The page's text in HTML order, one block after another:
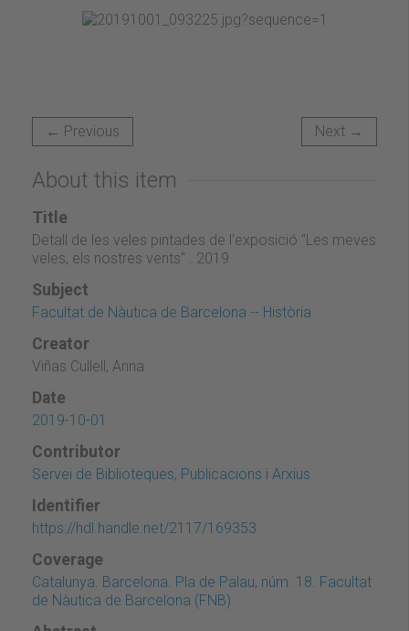
← Previous Next →
About this item
Title
Detall de les veles pintades de l'exposició "Les meves
veles, els nostres vents" . 2019
Subject
Facultat de Nàutica de Barcelona -- Història
Creator
Viñas Cullell, Anna
Date
2019-10-01
Contributor
Servei de Biblioteques, Publicacions i Arxius
Identifier
https://hdl.handle.net/2117/169353
Coverage
Catalunya. Barcelona. Pla de Palau, núm. 18. Facultat
de Nàutica de Barcelona (FNB)